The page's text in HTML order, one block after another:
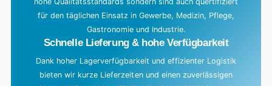
für den täglichen Einsatz in Gewerbe, Medizin, Pflege,
Gastronomie und Industrie.
Schnelle Lieferung & hohe Verfügbarkeit
Dank hoher Lagerverfügbarkeit und effizienter Logistik
bieten wir kurze Lieferzeiten und einen zuverlässigen